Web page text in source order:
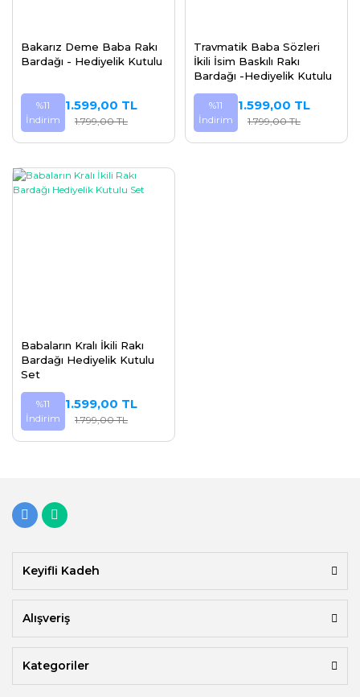
Bakarız Deme Baba Rakı
Bardağı - Hediyelik Kutulu
%11
İndirim
1.599,00 TL
1.799,00 TL
Travmatik Baba Sözleri
İkili İsim Baskılı Rakı
Bardağı -Hediyelik Kutulu
%11
İndirim
1.599,00 TL
1.799,00 TL
Babaların Kralı İkili Rakı
Bardağı Hediyelik Kutulu
Set
%11
İndirim
1.599,00 TL
1.799,00 TL
Keyifli Kadeh
Alışveriş
Kategoriler